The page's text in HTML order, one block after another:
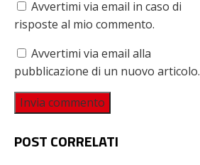
Avvertimi via email in caso di
risposte al mio commento.
Avvertimi via email alla
pubblicazione di un nuovo articolo.
POST CORRELATI